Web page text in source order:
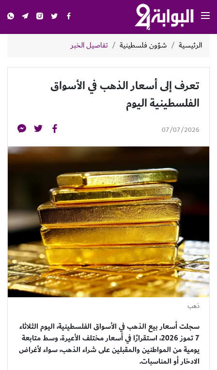
الرئيسية شؤون فلسطينية تفاصيل الخبر
تعرف إلى أسعار الذهب في الأسواق
الفلسطينية اليوم
07/07/2026
ذهب
سجلت أسعار بيع الذهب في الأسواق الفلسطينية، اليوم الثلاثاء
7 تموز 2026، استقرارًا في أسعار مختلف الأعيرة، وسط متابعة
يومية من المواطنين والمقبلين على شراء الذهب، سواء لأغراض
الادخار أو المناسبات.